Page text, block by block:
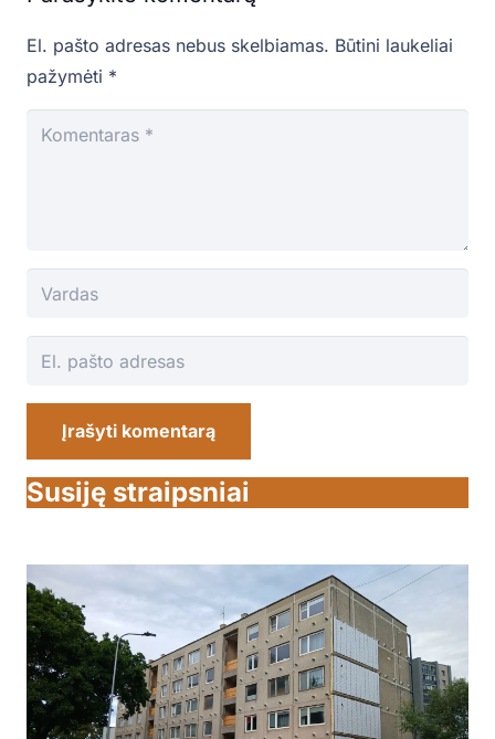
El. pašto adresas nebus skelbiamas. Būtini laukeliai
pažymėti *
Įrašyti komentarą
Susiję straipsniai